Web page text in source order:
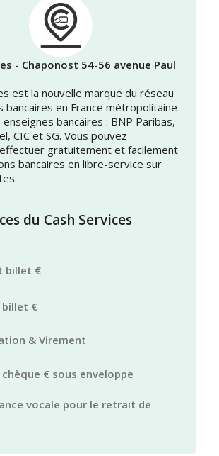
- Chaponost 54-56 avenue Paul
est la nouvelle marque du réseau
bancaires en France métropolitaine
enseignes bancaires : BNP Paribas,
CIC et SG. Vous pouvez
gratuitement et facilement
bancaires en libre-service sur
du Cash Services
billet €
€
& Virement
€ sous enveloppe
vocale pour le retrait de